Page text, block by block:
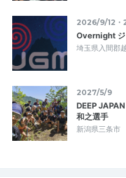
2026/9/12・
Overnight ジ
埼玉県入間郡
2027/5/9
DEEP
和之選手
新潟県三条市